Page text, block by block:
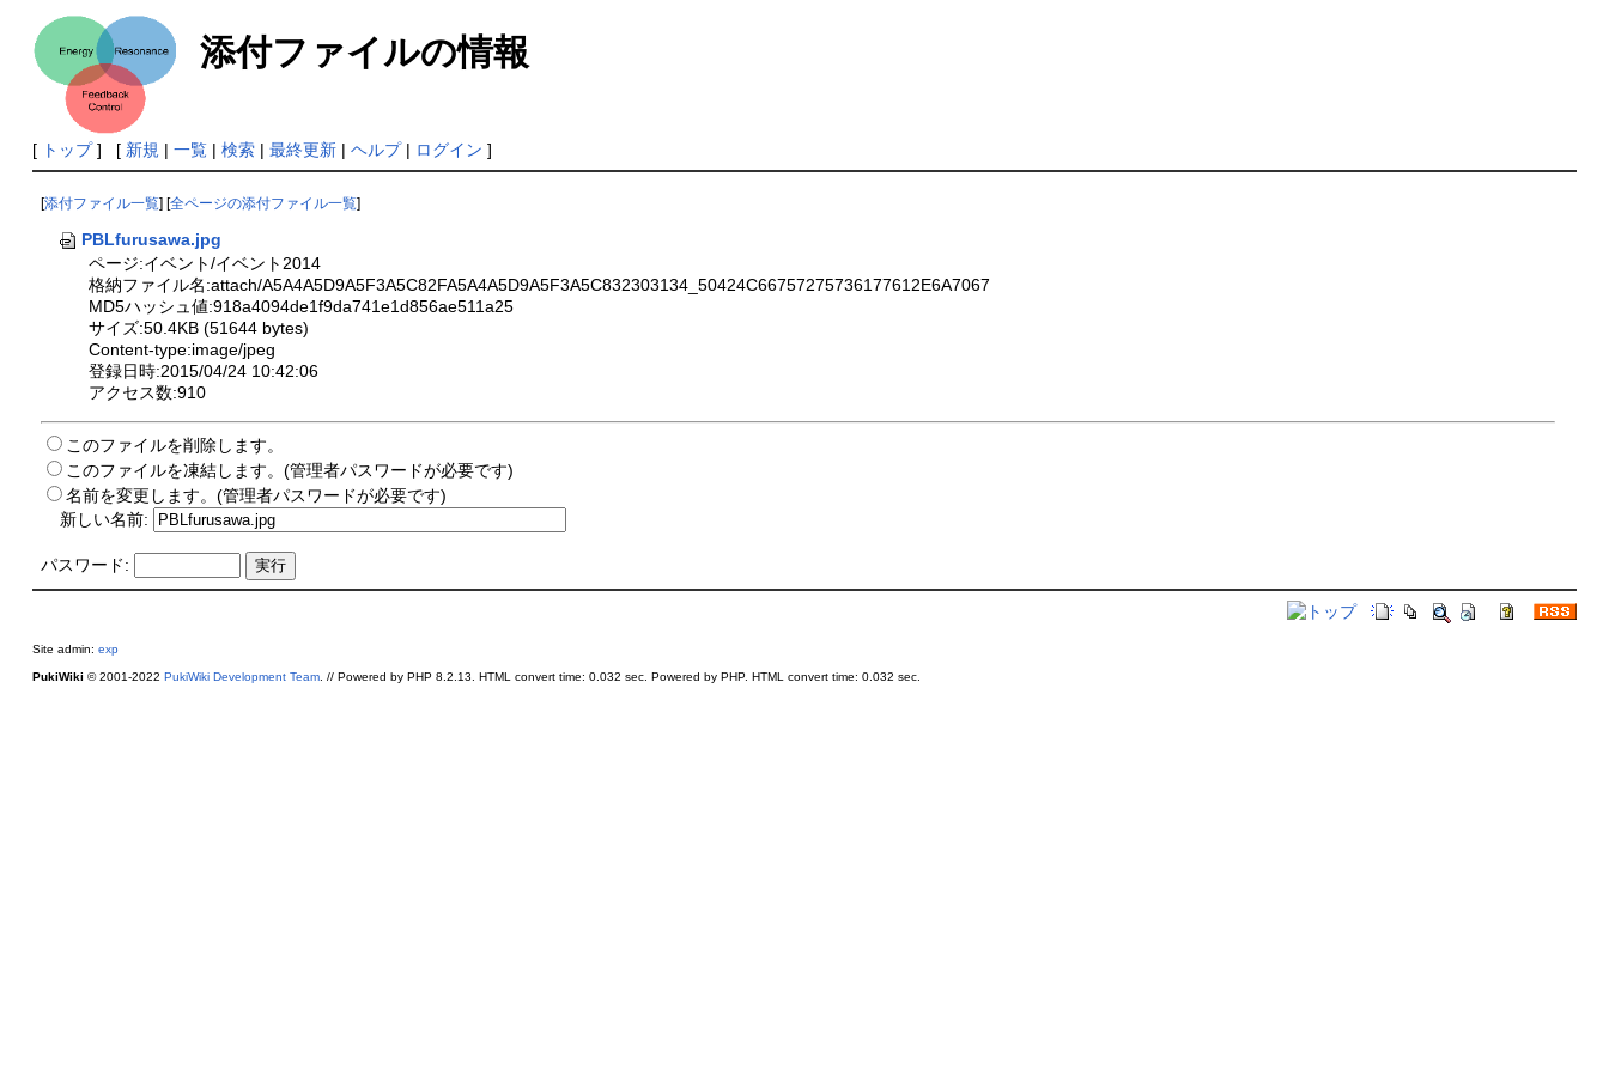
添付ファイルの情報
[ トップ] [ 新規 | 一覧| 検索| 最終更新| ヘルプ| ログイン ]
[添付ファイル一覧] [全ページの添付ファイル一覧]
PBLfurusawa.jpg
ページ:イベント/イベント2014
格納ファイル名:attach/A5A4A5D9A5F3A5C82FA5A4A5D9A5F3A5C832303134_50424C66757275736177612E6A7067
MD5ハッシュ値:918a4094de1f9da741e1d856ae511a25
サイズ:50.4KB (51644 bytes)
Content-type:image/jpeg
登録日時:2015/04/24 10:42:06
アクセス数:910
このファイルを削除します。
このファイルを凍結します。(管理者パスワードが必要です)
名前を変更します。(管理者パスワードが必要です)
新しい名前:
パスワード:
Site admin: exp
PukiWiki © 2001-2022 PukiWiki Development Team. // Powered by PHP 8.2.13. HTML convert time: 0.032 sec. Powered by PHP. HTML convert time: 0.032 sec.